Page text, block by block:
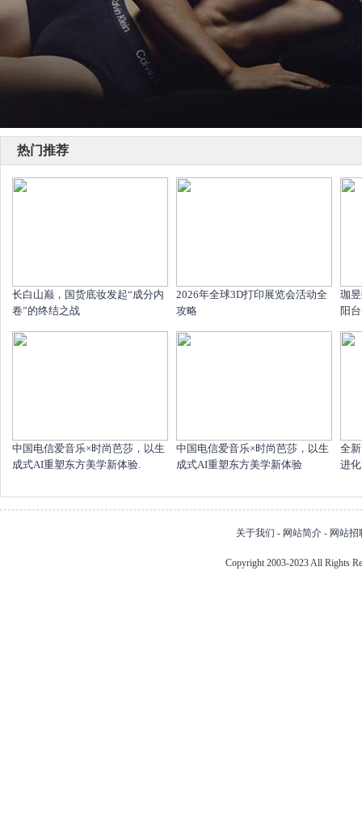
热门推荐
长白山巅，国货底妆发起“成分内
卷”的终结之战
2026年全球3D打印展览会活动全
攻略
珈
阳
中国电信爱音乐×时尚芭莎，以生
成式AI重塑东方美学新体验.
中国电信爱音乐×时尚芭莎，以生
成式AI重塑东方美学新体验
全
进化
关于我们 - 网站简介 - 网站招
Copyright 2003-2023 All Rights